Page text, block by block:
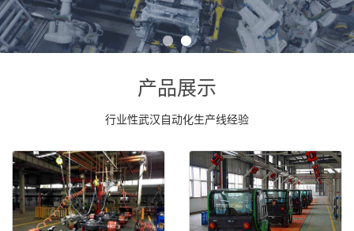
产品展示
行业性武汉自动化生产线经验